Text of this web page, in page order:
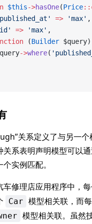
$this->hasOne(Price
=> 'max' ,
=> 'max' ,
(Builder
->where(
关系定义了与另一个
关系表明声明模型可以
实例匹配。
车修理店应用程序中，
Car 模型相关联，而
模型相关联。虽然